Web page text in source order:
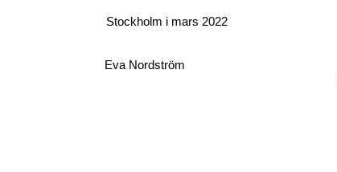
Stockholm i mars 2022
Eva Nordström